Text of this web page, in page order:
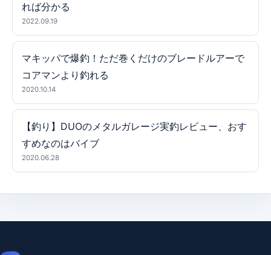
れば分かる
2022.09.19
マキッパで爆釣！ただ巻くだけのブレードルアーで
コアマンより釣れる
2020.10.14
【釣り】DUOのメタルガレージ実釣レビュー、おす
すめなのはバイブ
2020.06.28